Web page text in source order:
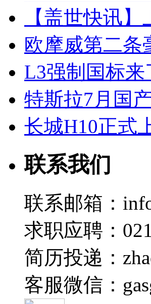
【盖世快讯
欧摩威第二条
L3强制国标来
特斯拉7月国
长城H10正式
联系我们
联系邮箱：
求职应聘：
简历投递：
客服微信：